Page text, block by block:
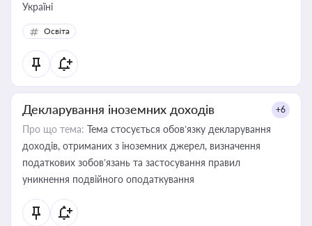
Україні
Освіта
Декларування іноземних доходів +6
Про що тема: Тема стосується обов’язку декларування
доходів, отриманих з іноземних джерел, визначення
податкових зобов’язань та застосування правил
уникнення подвійного оподаткування